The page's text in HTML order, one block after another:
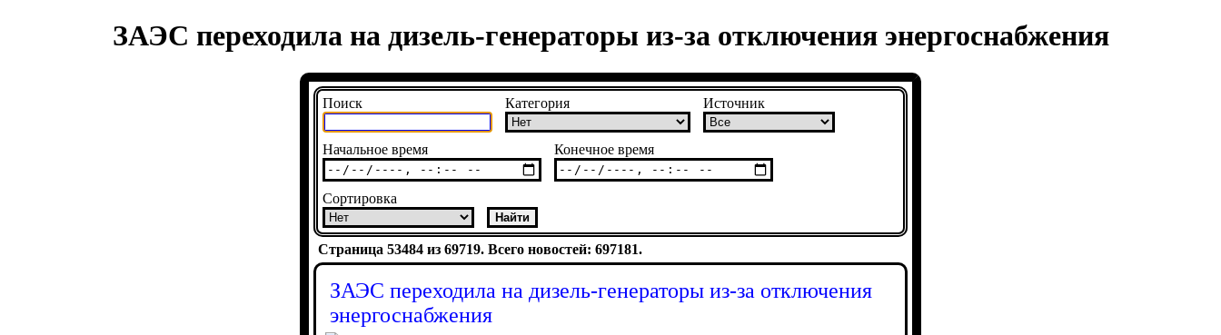
ЗАЭС переходила на дизель-генераторы из-за отключения энергоснабжения
Поиск Категория Источник
Начальное время Конечное время
Сортировка
Страница 53484 из 69719. Всего новостей: 697181.
ЗАЭС переходила на дизель-генераторы из-за отключения
энергоснабжения